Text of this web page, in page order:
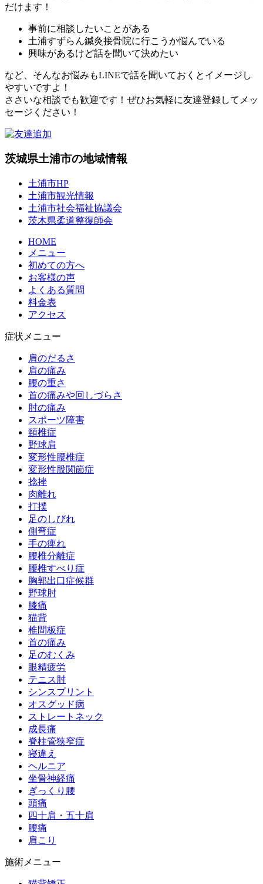
だけます！
事前に相談したいことがある
土浦すずらん鍼灸接骨院に行こうか悩んでいる
興味があるけど話を聞いて決めたい
など、そんなお悩みもLINEで話を聞いておくとイメージし
やすいですよ！
ささいな相談でも歓迎です！ぜひお気軽に友達登録してメッ
セージください！
茨城県土浦市の地域情報
土浦市HP
土浦市観光情報
土浦市社会福祉協議会
茨木県柔道整復師会
HOME
メニュー
初めての方へ
お客様の声
よくある質問
料金表
アクセス
症状メニュー
肩のだるさ
肩の痛み
腰の重さ
首の痛みや回しづらさ
肘の痛み
スポーツ障害
頸椎症
野球肩
変形性腰椎症
変形性股関節症
捻挫
肉離れ
打撲
足のしびれ
側弯症
手の痺れ
腰椎分離症
腰椎すべり症
胸郭出口症候群
野球肘
膝痛
猫背
椎間板症
首の痛み
足のむくみ
眼精疲労
テニス肘
シンスプリント
オスグッド病
ストレートネック
成長痛
脊柱管狭窄症
寝違え
ヘルニア
坐骨神経痛
ぎっくり腰
頭痛
四十肩・五十肩
腰痛
肩こり
施術メニュー